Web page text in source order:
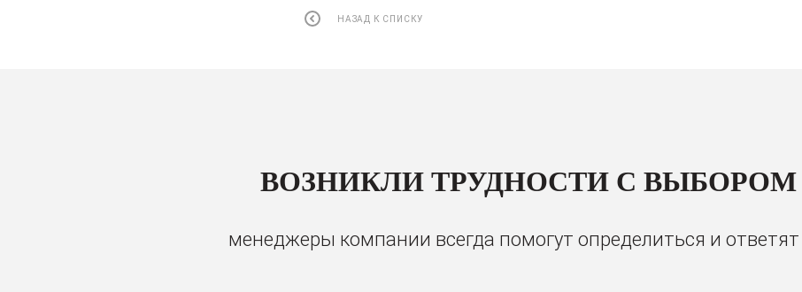
НАЗАД К СПИСКУ
ВОЗНИКЛИ ТРУДНОСТИ С ВЫБОРОМ
менеджеры компании всегда помогут определиться и